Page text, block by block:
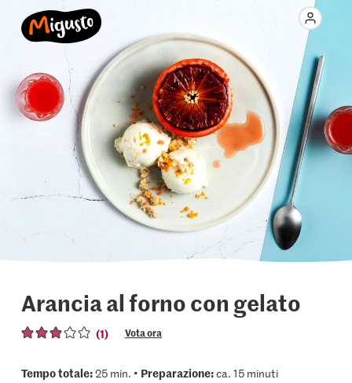
Arancia al forno con gelato
(1) Vota ora
Tempo totale:25 min. • Preparazione:ca. 15 minuti